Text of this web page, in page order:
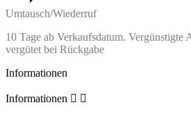
Umtausch/Wiederruf
10 Tage ab Verkaufsdatum.
vergütet bei Rückgabe
Informationen
Informationen  